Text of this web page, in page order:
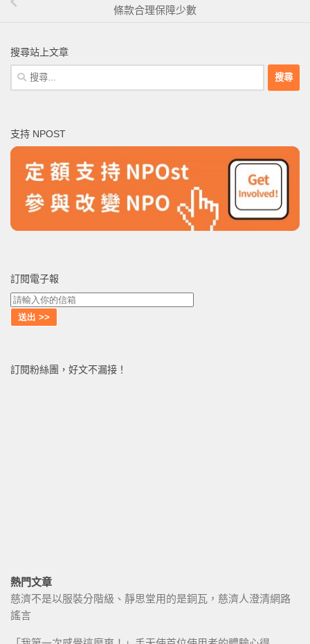
條款合理保障少數
搜尋站上文章
搜
尋
字:
支持 NPOST
訂閱電子報
訂閱粉絲團，好文不漏接！
熱門文章
慈濟不是以服裝分階級、靜思堂用的是銅瓦，慈濟人澄清網路
謠言